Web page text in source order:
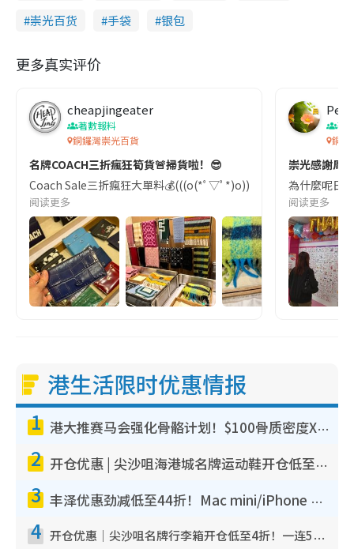
崇光百货 手袋 银包
更多真实评价
cheapjingeater
著數報料
銅鑼灣崇光百貨
名牌COACH三折瘋狂筍貨🚨掃貨啦！😎
Coach Sale三折瘋狂大單料💰(((o(*ﾟ▽ﾟ*)o))) 用我僅餘的記憶憶
阅读更多
著
銅鑼
崇光感謝周
為什麼呢日
阅读更多
港生活限时优惠情报
1 港大推赛马会强化骨骼计划！$100骨质密度X光检查 完成免费运动训练送超市礼券！附参加资格
2 开仓优惠 | 尖沙咀海港城名牌运动鞋开仓低至1折！On鞋$899起/Joy&Peace鞋履$98起
3 丰泽优惠劲减低至44折！Mac mini/iPhone 17 Pro大减价！厨房家电$220起
4 开仓优惠｜尖沙咀名牌行李箱开仓低至4折！一连5日 American Tourister/ace./Hallmark $200起